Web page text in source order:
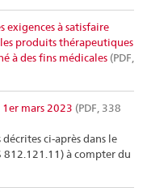
exigences à satisfaire
produits thérapeutiques
à des fins médicales (PDF,
mars 2023 (PDF, 338
ci-après dans le
812.121.11) à compter du